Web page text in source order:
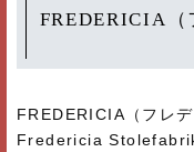
FREDERICIA（
FREDERICIA（フレ
Fredericia Stolefabrik